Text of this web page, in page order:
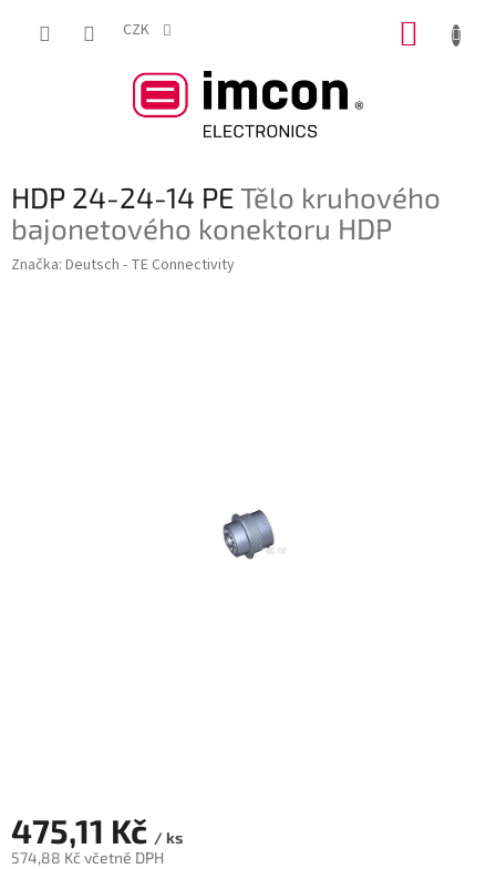
CZK
HDP 24-24-14 PETělo kruhového
bajonetového konektoru HDP
Značka: Deutsch - TE Connectivity
475,11 Kč / ks
574,88 Kč včetně DPH